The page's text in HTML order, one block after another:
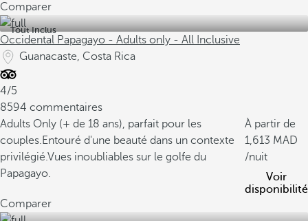
Comparer
Tout Inclus
Occidental Papagayo - Adults only - All Inclusive
Guanacaste, Costa Rica
4/5
8594 commentaires
Adults Only (+ de 18 ans), parfait pour les
couples.Entouré d'une beauté dans un contexte
privilégié.Vues inoubliables sur le golfe du
Papagayo.
À partir de
1,613
/nuit
Voir
disponibilité
Comparer